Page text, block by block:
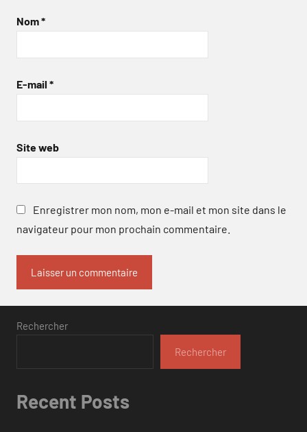
Nom*
E-mail *
Site web
Enregistrer mon nom, mon e-mail et mon site dans le
navigateur pour mon prochain commentaire.
Rechercher
Rechercher
Recent Posts